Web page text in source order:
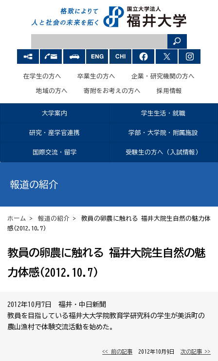
在学生の方へ 卒業生の方へ 企業・研究機関の方へ
地域の方へ 寄附をお考えの方へ 採用情報
大学案内 学生生活・就職
研究・産学官連携 学部・大学院・附属施設
国際交流・留学 受験生の方へ（入試情報）
報道の紹介
ホーム > 報道の紹介 > 教員の卵農に触れる 福井大院生自然の魅力体
感(2012.10.7)
教員の卵農に触れる 福井大院生自然の魅
力体感(2012.10.7)
2012年10月7日 福井・中日新聞
教員を目指している福井大大学院教育学研究科の学生が美浜町の
農山漁村で体験交流活動を始めた。
<< 前の記事 │ 2012年10月9日 │次の記事 >>